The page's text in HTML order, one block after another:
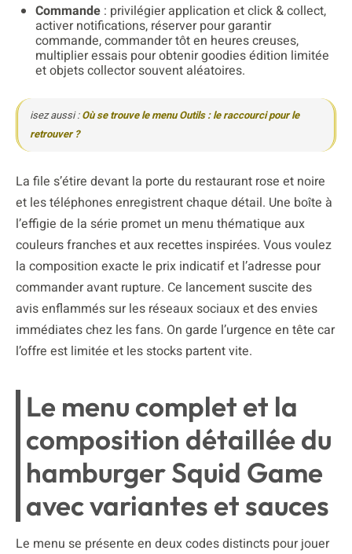
Commande : privilégier application et click & collect,
activer notifications, réserver pour garantir
commande, commander tôt en heures creuses,
multiplier essais pour obtenir goodies édition limitée
et objets collector souvent aléatoires.
isez aussi :Où se trouve le menu Outils : le raccourci pour le
retrouver ?
La file s’étire devant la porte du restaurant rose et noire
et les téléphones enregistrent chaque détail. Une boîte à
l’effigie de la série promet un menu thématique aux
couleurs franches et aux recettes inspirées. Vous voulez
la composition exacte le prix indicatif et l’adresse pour
commander avant rupture. Ce lancement suscite des
avis enflammés sur les réseaux sociaux et des envies
immédiates chez les fans. On garde l’urgence en tête car
l’offre est limitée et les stocks partent vite.
Le menu complet et la
composition détaillée du
hamburger Squid Game
avec variantes et sauces
Le menu se présente en deux codes distincts pour jouer